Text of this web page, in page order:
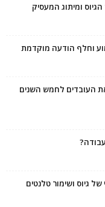
וחלף הודעה מוקדמת
העובדים לחמש השנים